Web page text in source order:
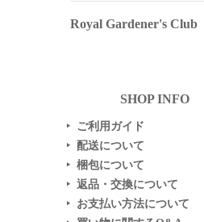
Royal Gardener's Club
SHOP INFO
▶ ご利用ガイド
▶ 配送について
▶ 梱包について
▶ 返品・交換について
▶ お支払い方法について